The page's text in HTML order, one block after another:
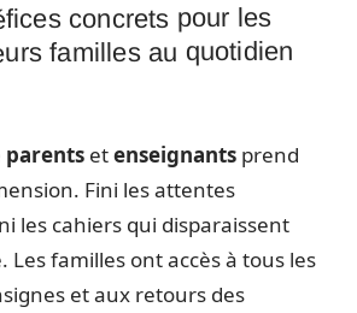
concrets pour les
familles au quotidien
parents etenseignants prend
Fini les attentes
les cahiers qui disparaissent
Les familles ont accès à tous les
et aux retours des